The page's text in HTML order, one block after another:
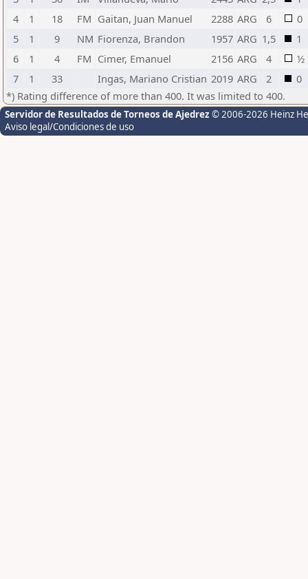
4
1 18 FM Gaitan, Juan Manuel 2288 ARG 6
0
5
1 9 NM Fiorenza, Brandon 1957 ARG 1,5
1
6
1 4 FM Cimer, Emanuel 2156 ARG 4
½
7
1 33 Ingas, Mariano Cristian 2019 ARG 2
0
*) Rating difference of more than 400. It was limited to 400.
Servidor de Resultados de Torneos de Ajedrez © 2006-2026 Heinz
Aviso legal/Condiciones de uso